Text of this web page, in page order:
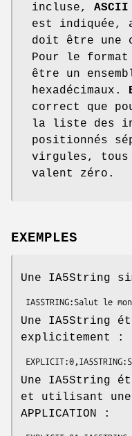
incluse, ASCII
est indiquée,
doit être une
Pour le format
être un
hexadécimaux.
correct que
la liste des
positionnés
virgules,
valent zéro.
EXEMPLES
Une IA5String
Une IA5String
explicitement :
Une IA5String
et utilisant
APPLICATION :